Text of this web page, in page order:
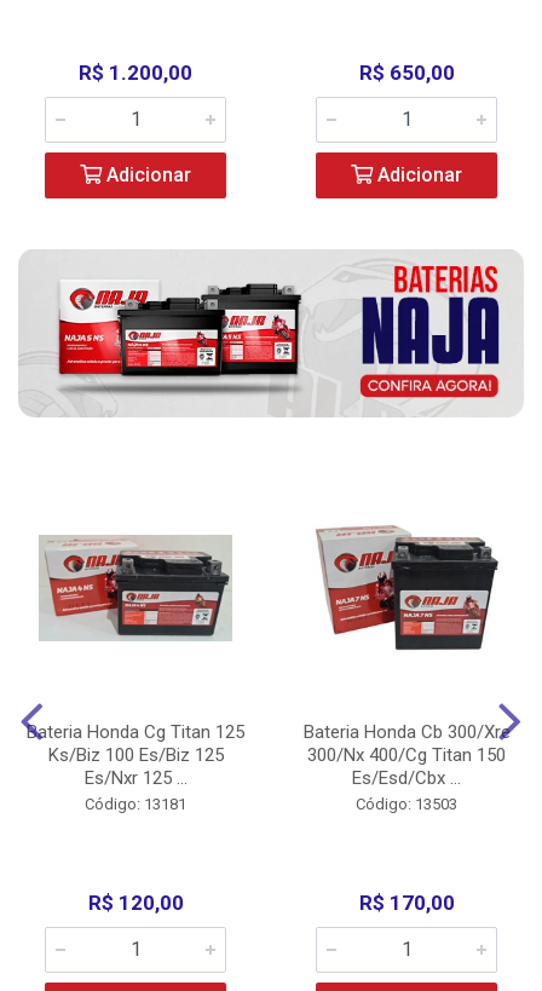
R$ 1.200,00
Adicionar
R$ 650,00
Adicionar
Bateria Honda Cg Titan 125
Ks/Biz 100 Es/Biz 125
Es/Nxr 125 ...
Código: 13181
R$ 120,00
Bateria Honda Cb 300/Xre
300/Nx 400/Cg Titan 150
Es/Esd/Cbx ...
Código: 13503
R$ 170,00